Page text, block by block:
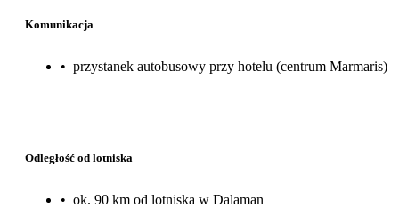
Komunikacja
• przystanek autobusowy przy hotelu (centrum Marmaris)
Odległość od lotniska
• ok. 90 km od lotniska w Dalaman